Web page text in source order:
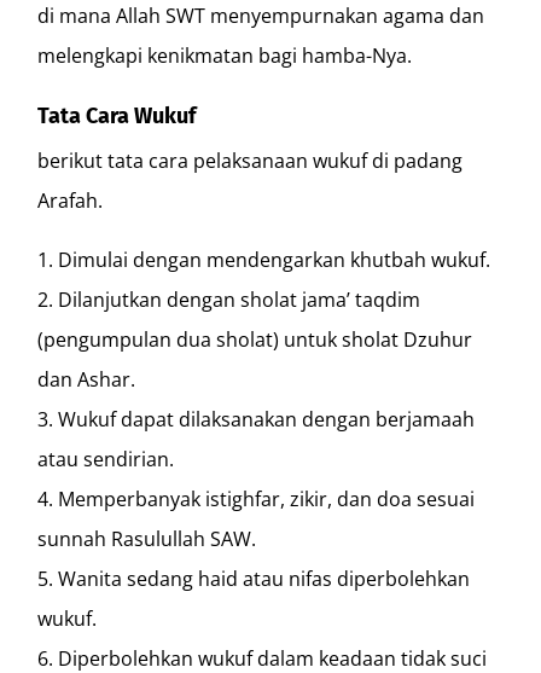
di mana Allah SWT menyempurnakan agama dan
melengkapi kenikmatan bagi hamba-Nya.
Tata Cara Wukuf
berikut tata cara pelaksanaan wukuf di padang
Arafah.
Dimulai dengan mendengarkan khutbah wukuf.
Dilanjutkan dengan sholat jama’ taqdim
(pengumpulan dua sholat) untuk sholat Dzuhur
dan Ashar.
Wukuf dapat dilaksanakan dengan berjamaah
atau sendirian.
Memperbanyak istighfar, zikir, dan doa sesuai
sunnah Rasulullah SAW.
Wanita sedang haid atau nifas diperbolehkan
wukuf.
Diperbolehkan wukuf dalam keadaan tidak suci